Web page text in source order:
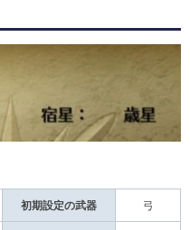
初期設定の武器 弓